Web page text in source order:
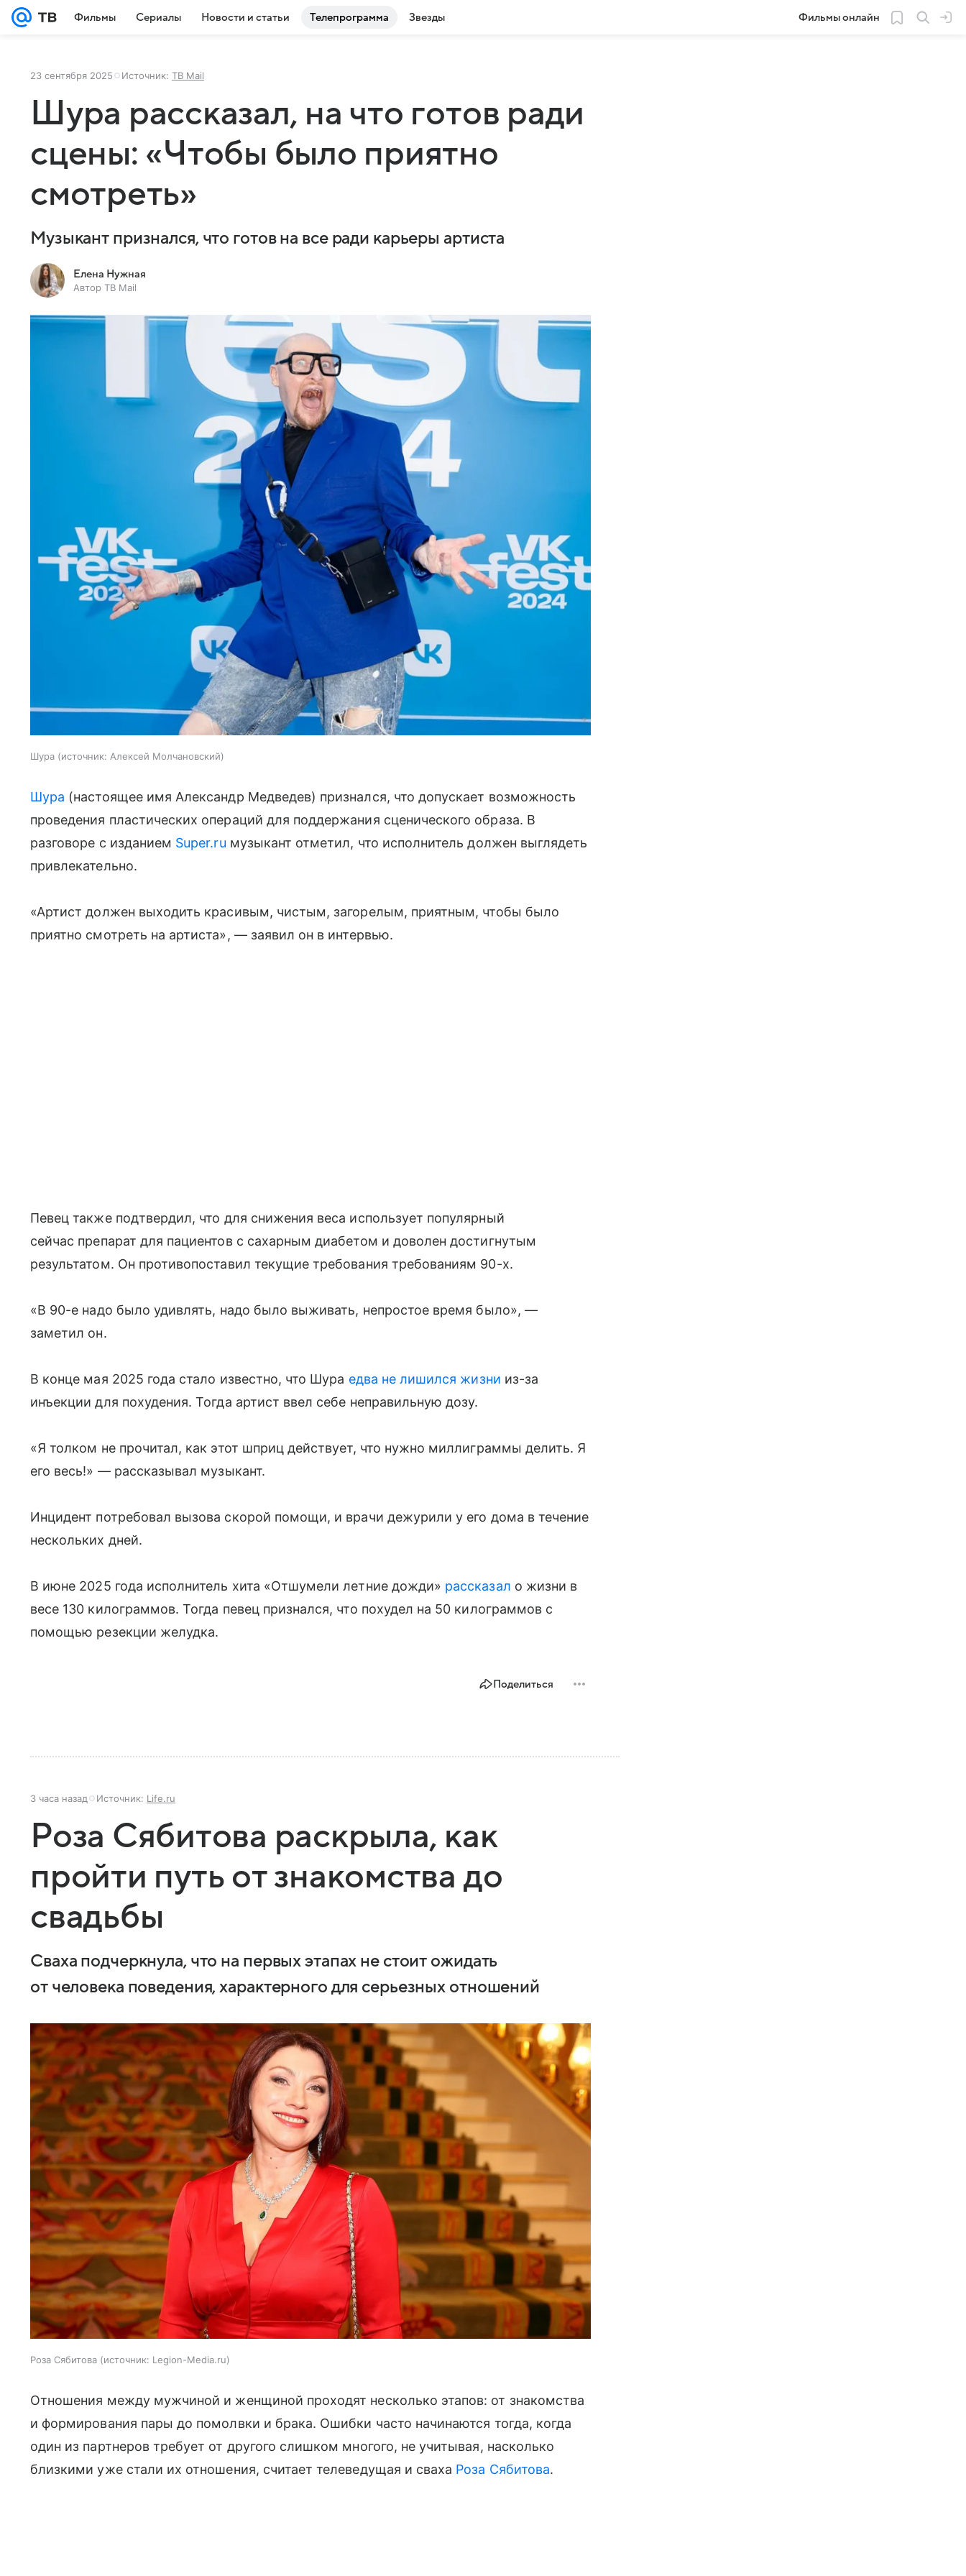
Фильмы Сериалы Новости и статьи Телепрограмма Звезды Фильмы онлайн
23 сентября 2025 Источник: ТВ Mail
Шура рассказал, на что готов ради
сцены: «Чтобы было приятно
смотреть»
Музыкант признался, что готов на все ради карьеры артиста
Елена Нужная
Автор ТВ Mail
Шура источник: Алексей Молчановский
Шура (настоящее имя Александр Медведев) признался, что допускает возможность
проведения пластических операций для поддержания сценического образа. В
разговоре с изданием Super.ru музыкант отметил, что исполнитель должен выглядеть
привлекательно.
«Артист должен выходить красивым, чистым, загорелым, приятным, чтобы было
приятно смотреть на артиста», — заявил он в интервью.
Певец также подтвердил, что для снижения веса использует популярный
сейчас препарат для пациентов с сахарным диабетом и доволен достигнутым
результатом. Он противопоставил текущие требования требованиям 90-х.
«В 90-е надо было удивлять, надо было выживать, непростое время было», —
заметил он.
В конце мая 2025 года стало известно, что Шура едва не лишился жизни из-за
инъекции для похудения. Тогда артист ввел себе неправильную дозу.
«Я толком не прочитал, как этот шприц действует, что нужно миллиграммы делить. Я
его весь!» — рассказывал музыкант.
Инцидент потребовал вызова скорой помощи, и врачи дежурили у его дома в течение
нескольких дней.
В июне 2025 года исполнитель хита «Отшумели летние дожди» рассказал о жизни в
весе 130 килограммов. Тогда певец признался, что похудел на 50 килограммов с
помощью резекции желудка.
Поделиться
3 часа назад Источник: Life.ru
Роза Сябитова раскрыла, как
пройти путь от знакомства до
свадьбы
Сваха подчеркнула, что на первых этапах не стоит ожидать
от человека поведения, характерного для серьезных отношений
Роза Сябитова источник: Legion-Media.ru
Отношения между мужчиной и женщиной проходят несколько этапов: от знакомства
и формирования пары до помолвки и брака. Ошибки часто начинаются тогда, когда
один из партнеров требует от другого слишком многого, не учитывая, насколько
близкими уже стали их отношения, считает телеведущая и сваха Роза Сябитова.